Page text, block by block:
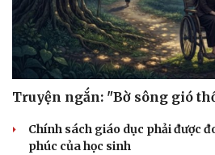
Truyện ngắn: "Bờ sông gió
Chính sách giáo dục phải được
phúc của học sinh